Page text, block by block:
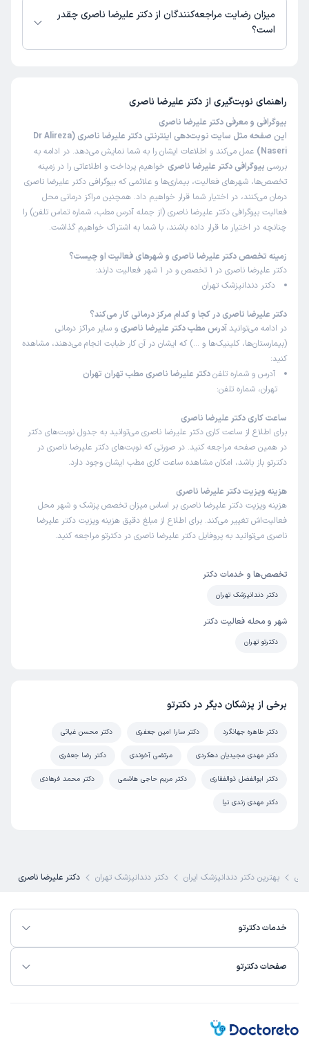
میزان رضایت مراجعه‌کنندگان از دکتر علیرضا ناصری چقدر
است؟
راهنمای نوبت‌گیری از دکتر علیرضا ناصری
بیوگرافی و معرفی دکتر علیرضا ناصری
این صفحه مثل سایت نوبت‌دهی اینترنتی دکتر علیرضا ناصری (Dr Alireza
Naseri)
عمل می‌کند و اطلاعات ایشان را به شما نمایش می‌دهد. در ادامه به
بررسی بیوگرافی دکتر علیرضا ناصری خواهیم پرداخت و اطلاعاتی را در زمینه
تخصص‌ها، شهرهای فعالیت، بیماری‌ها و علائمی که بیوگرافی دکتر علیرضا ناصری
درمان می‌کنند، در اختیار شما قرار خواهیم داد. همچنین مراکز درمانی محل
فعالیت بیوگرافی دکتر علیرضا ناصری (از جمله آدرس مطب، شماره تماس تلفن) را
چنانچه در اختیار ما قرار داده باشند، با شما به اشتراک خواهیم گذاشت.
زمینه تخصص دکتر علیرضا ناصری و شهرهای فعالیت او چیست؟
دکتر علیرضا ناصری در 1 تخصص و در 1 شهر فعالیت دارند:
دکتر دندانپزشک تهران
دکتر علیرضا ناصری در کجا و کدام مرکز درمانی کار می‌کند؟
در ادامه می‌توانید آدرس مطب دکتر علیرضا ناصری و سایر مراکز درمانی
(بیمارستان‌ها، کلینیک‌ها و …) که ایشان در آن کار طبابت انجام می‌دهند، مشاهده
کنید:
آدرس و شماره تلفندکتر علیرضا ناصری مطب تهران تهران
تهران، شماره تلفن:
ساعت کاری دکتر علیرضا ناصری
برای اطلاع از ساعت کاری دکتر علیرضا ناصری می‌توانید به جدول نوبت‌های دکتر
در همین صفحه مراجعه کنید. در صورتی که نوبت‌های دکتر علیرضا ناصری در
دکترتو باز باشد، امکان مشاهده ساعت کاری مطب ایشان وجود دارد.
هزینه ویزیت دکتر علیرضا ناصری
هزینه ویزیت دکتر علیرضا ناصری بر اساس میزان تخصص پزشک و شهر محل
فعالیت‌اش تغییر می‌کند. برای اطلاع از مبلغ دقیق هزینه ویزیت دکتر علیرضا
ناصری می‌توانید به پروفایل دکتر علیرضا ناصری در دکترتو مراجعه کنید.
تخصص‌ها و خدمات دکتر
دکتر دندانپزشک تهران
شهر و محله فعالیت دکتر
دکترتو تهران
برخی از پزشکان دیگر در دکترتو
دکتر طاهره جهانگرد دکتر سارا امین جعفری دکتر محسن غیاثی
دکتر مهدی مجیدیان دهکردی مرتضی آخوندی دکتر رضا جعفری
دکتر ابوالفضل ذوالفقاری دکتر مریم حاجی هاشمی دکتر محمد فرهادی
دکتر مهدی زندی نیا
بهترین دکتر دندانپزشک ایران دکتر دندانپزشک تهران دکتر علیرضا ناصری
خدمات دکترتو
صفحات دکترتو